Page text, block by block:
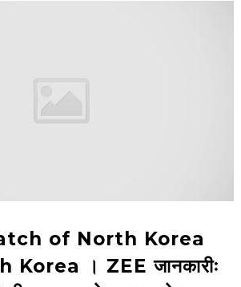
of North Korea
। ZEE जानकारीः